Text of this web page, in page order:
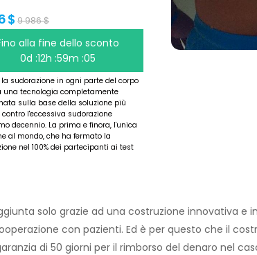
$ 9 986 $
alla fine dello sconto
0d :12h :59m :05
sudorazione in ogni parte del corpo
una tecnologia completamente
sulla base della soluzione più
contro l'eccessiva sudorazione
decennio. La prima e finora, l'unica
al mondo, che ha fermato la
nel 100% dei partecipanti ai test
solo grazie ad una costruzione innovativa e
con pazienti. Ed è per questo che il
di 50 giorni per il rimborso del denaro nel